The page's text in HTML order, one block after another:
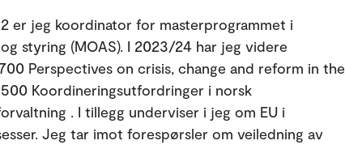
er jeg koordinator for masterprogrammet i
styring (MOAS). I 2023/24 har jeg videre
Perspectives on crisis, change and reform in the
Koordineringsutfordringer i norsk
. I tillegg underviser i jeg om EU i
Jeg tar imot forespørsler om veiledning av